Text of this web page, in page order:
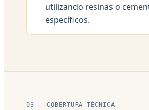
utilizando resinas o
específicos.
03 — COBERTURA TÉCNICA